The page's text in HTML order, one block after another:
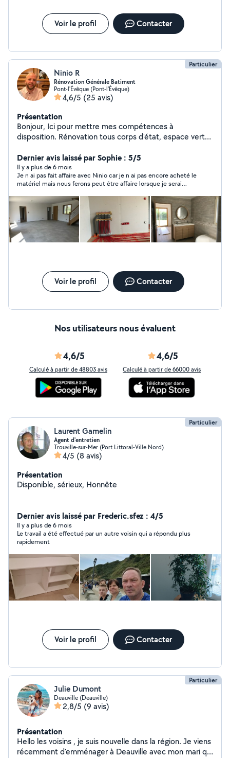
Voir le profil Contacter
Particulier
Ninio R
Rénovation Générale Batiment
Pont-l'Évêque (Pont-l'Évêque)
4,6/5 (25 avis)
Présentation
Bonjour, Ici pour mettre mes compétences à
disposition. Rénovation tous corps d'état, espace verts
Dernier avis laissé par Sophie : 5/5
Il y a plus de 6 mois
Je n ai pas fait affaire avec Ninio car je n ai pas encore acheté le
matériel mais nous ferons peut être affaire lorsque je serai
aimable.
Voir le profil Contacter
Nos utilisateurs nous évaluent
4,6/5
Calculé à partir de 48803 avis
4,6/5
Calculé à partir de 66000 avis
Particulier
Laurent Gamelin
Agent d'entretien
Trouville-sur-Mer (Port Littoral-Ville Nord)
4/5 (8 avis)
Présentation
Disponible, sérieux, Honnête
Dernier avis laissé par Frederic.sfez : 4/5
Il y a plus de 6 mois
Le travail a été effectué par un autre voisin qui a répondu plus
rapidement
Voir le profil Contacter
Particulier
Julie Dumont
Deauville (Deauville)
2,8/5 (9 avis)
Présentation
Hello les voisins , je suis nouvelle dans la région. Je viens
récemment d'emménager à Deauville avec mon mari qui